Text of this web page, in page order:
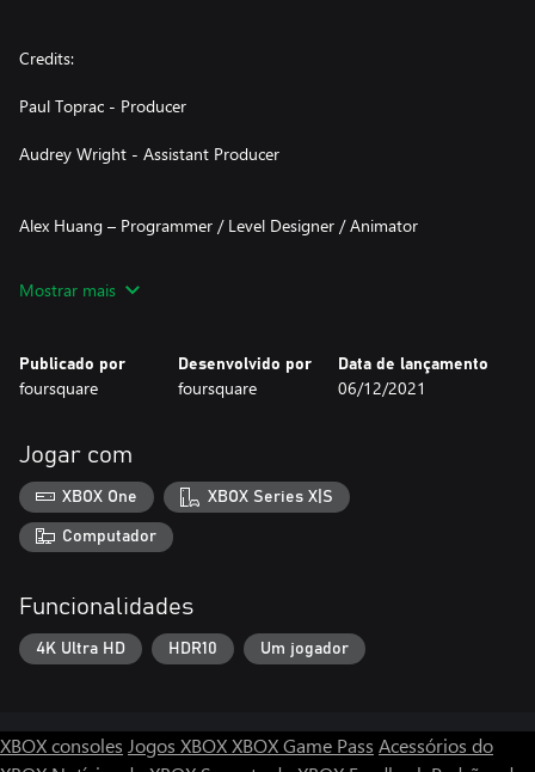
Credits:
Paul Toprac - Producer
Audrey Wright - Assistant Producer
Alex Huang – Programmer / Level Designer / Animator
Alden Sumstad – Artist / Scene Designer
Taylor Wood – Audio and Narrative Designer
Mostrar mais
Publicado por
foursquare
Desenvolvido por
foursquare
Data de lançamento
06/12/2021
Jogar com
XBOX One XBOX Series X|S
Computador
Funcionalidades
4K Ultra HD HDR10 Um jogador
XBOX consoles Jogos XBOXXBOX Game Pass Acessórios do